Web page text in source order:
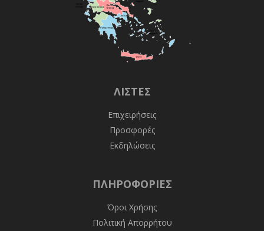
ΛΊΣΤΕΣ
Επιχειρήσεις
Προσφορές
Εκδηλώσεις
ΠΛΗΡΟΦΟΡΊΕΣ
Όροι Χρήσης
Πολιτική Απορρήτου